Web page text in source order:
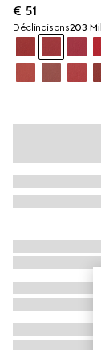
€ 51
Déclinaisons203